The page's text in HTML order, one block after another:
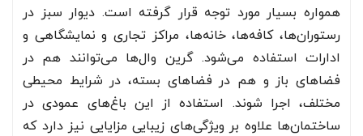
همواره بسیار مورد توجه قرار گرفته است. دیوار سبز در
رستوران‌ها، کافه‌ها، خانه‌ها، مراکز تجاری و نمایشگاهی و
ادارات استفاده می‌شود. گرین وال‌ها می‌توانند هم در
فضاهای باز و هم در فضاهای بسته، در شرایط محیطی
مختلف، اجرا شوند. استفاده از این باغ‌های عمودی در
ساختمان‌ها علاوه بر ویژگی‌های زیبایی مزایایی نیز دارد که